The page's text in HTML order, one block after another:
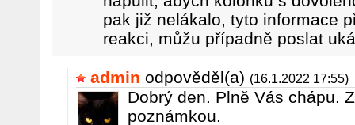
pak již nelákalo, tyto informace
reakci, můžu případně poslat
admin odpověděl(a) (16.1.2022 17:55)
Dobrý den. Plně Vás chápu.
poznámkou.